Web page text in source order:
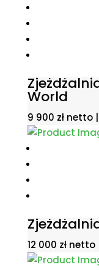
World
9 900 zł netto |
12 000 zł netto |